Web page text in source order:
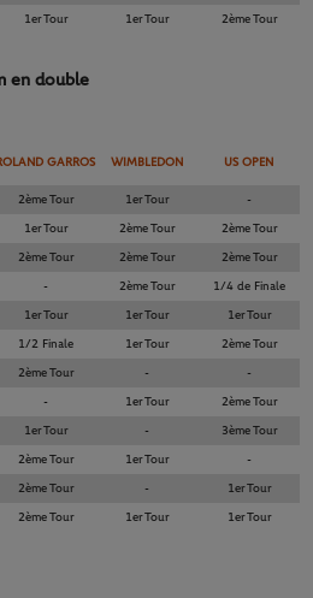
1er Tour 1er Tour 2ème Tour
en double
GARROS WIMBLEDON US OPEN
2ème Tour 1er Tour -
1er Tour 2ème Tour 2ème Tour
2ème Tour 2ème Tour 2ème Tour
- 2ème Tour 1/4 de Finale
1er Tour 1er Tour 1er Tour
1/2 Finale 1er Tour 2ème Tour
2ème Tour - -
- 1er Tour 2ème Tour
1er Tour - 3ème Tour
2ème Tour 1er Tour -
2ème Tour - 1er Tour
2ème Tour 1er Tour 1er Tour